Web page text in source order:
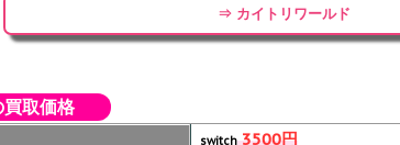
⇒ カイトリワールド
買取価格
switch3500円